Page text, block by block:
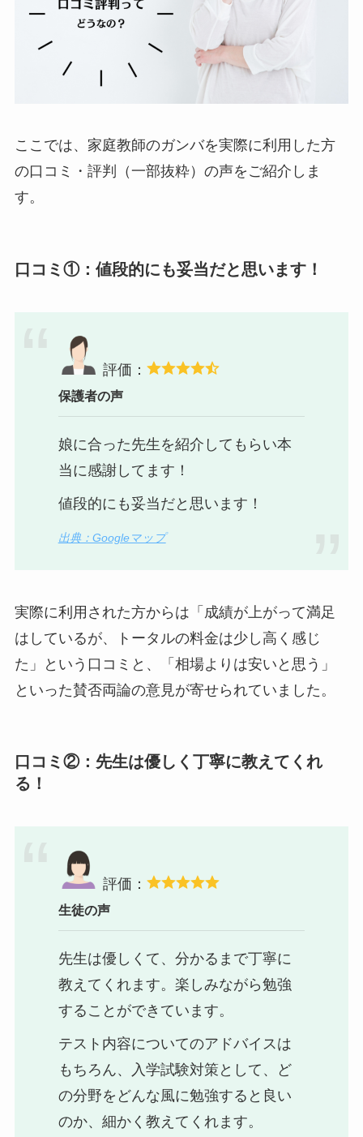
ここでは、家庭教師のガンバを実際に利用した方
の口コミ・評判（一部抜粋）の声をご紹介しま
す。
口コミ①：値段的にも妥当だと思います！
評価：
保護者の声
娘に合った先生を紹介してもらい本
当に感謝してます！
値段的にも妥当だと思います！
出典：Googleマップ
実際に利用された方からは「成績が上がって満足
はしているが、トータルの料金は少し高く感じ
た」という口コミと、「相場よりは安いと思う」
といった賛否両論の意見が寄せられていました。
口コミ②：先生は優しく丁寧に教えてくれ
る！
評価：
生徒の声
先生は優しくて、分かるまで丁寧に
教えてくれます。楽しみながら勉強
することができています。
テスト内容についてのアドバイスは
もちろん、入学試験対策として、ど
の分野をどんな風に勉強すると良い
のか、細かく教えてくれます。